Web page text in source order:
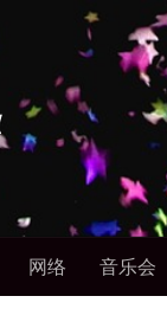
网络 音乐会